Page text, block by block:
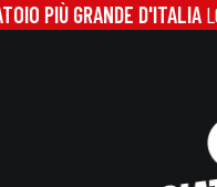
PIÙ GRANDE D'ITALIALO